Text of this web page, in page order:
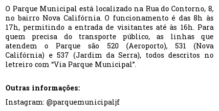
O Parque Municipal está localizado na Rua do Contorno, 8,
no bairro Nova Califórnia. O funcionamento é das 8h às
17h, permitindo a entrada de visitantes até às 16h. Para
quem precisa do transporte público, as linhas que
atendem o Parque são 520 (Aeroporto), 531 (Nova
Califórnia) e 537 (Jardim da Serra), todos descritos no
letreiro com “Via Parque Municipal”.
Outras informações:
Instagram: @parquemunicipaljf